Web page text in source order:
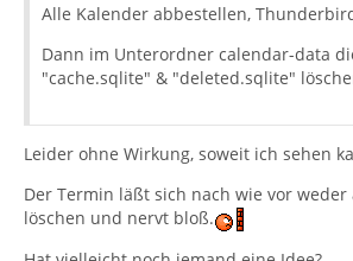
Alle Kalender abbestellen,
Dann im Unterordner calendar-data
"cache.sqlite" & "deleted.sqlite"
Leider ohne Wirkung, soweit ich sehen
Der Termin läßt sich nach wie vor
löschen und nervt bloß.